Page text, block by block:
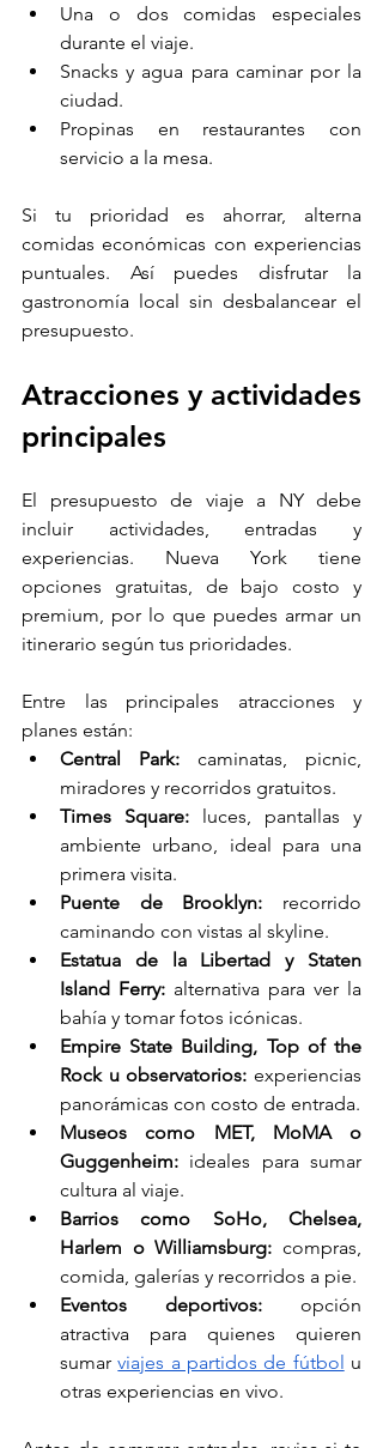
Una o dos comidas especiales
durante el viaje.
Snacks y agua para caminar por la
ciudad.
Propinas en restaurantes con
servicio a la mesa.
Si tu prioridad es ahorrar, alterna
comidas económicas con experiencias
puntuales. Así puedes disfrutar la
gastronomía local sin desbalancear el
presupuesto.
Atracciones y actividades
principales
El presupuesto de viaje a NY debe
incluir actividades, entradas y
experiencias. Nueva York tiene
opciones gratuitas, de bajo costo y
premium, por lo que puedes armar un
itinerario según tus prioridades.
Entre las principales atracciones y
planes están:
Central Park: caminatas, picnic,
miradores y recorridos gratuitos.
Times Square: luces, pantallas y
ambiente urbano, ideal para una
primera visita.
Puente de Brooklyn: recorrido
caminando con vistas al skyline.
Estatua de la Libertad y Staten
Island Ferry: alternativa para ver la
bahía y tomar fotos icónicas.
Empire State Building, Top of the
Rock u observatorios: experiencias
panorámicas con costo de entrada.
Museos como MET, MoMA o
Guggenheim: ideales para sumar
cultura al viaje.
Barrios como SoHo, Chelsea,
Harlem o Williamsburg: compras,
comida, galerías y recorridos a pie.
Eventos deportivos: opción
atractiva para quienes quieren
sumar viajes a partidos de fútbol u
otras experiencias en vivo.